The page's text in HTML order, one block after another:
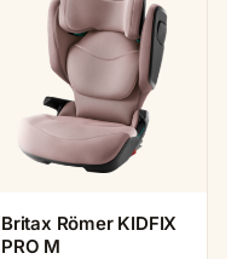
Britax Römer KIDFIX
PRO M